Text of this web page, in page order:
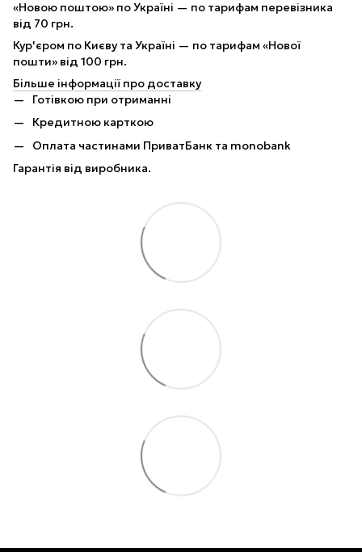
«Новою поштою» по Україні — по тарифам перевізника
від 70 грн.
Кур'єром по Києву та Україні — по тарифам «Нової
пошти» від 100 грн.
Більше інформації про доставку
Готівкою при отриманні
Кредитною карткою
Оплата частинами ПриватБанк та monobank
Гарантія від виробника.